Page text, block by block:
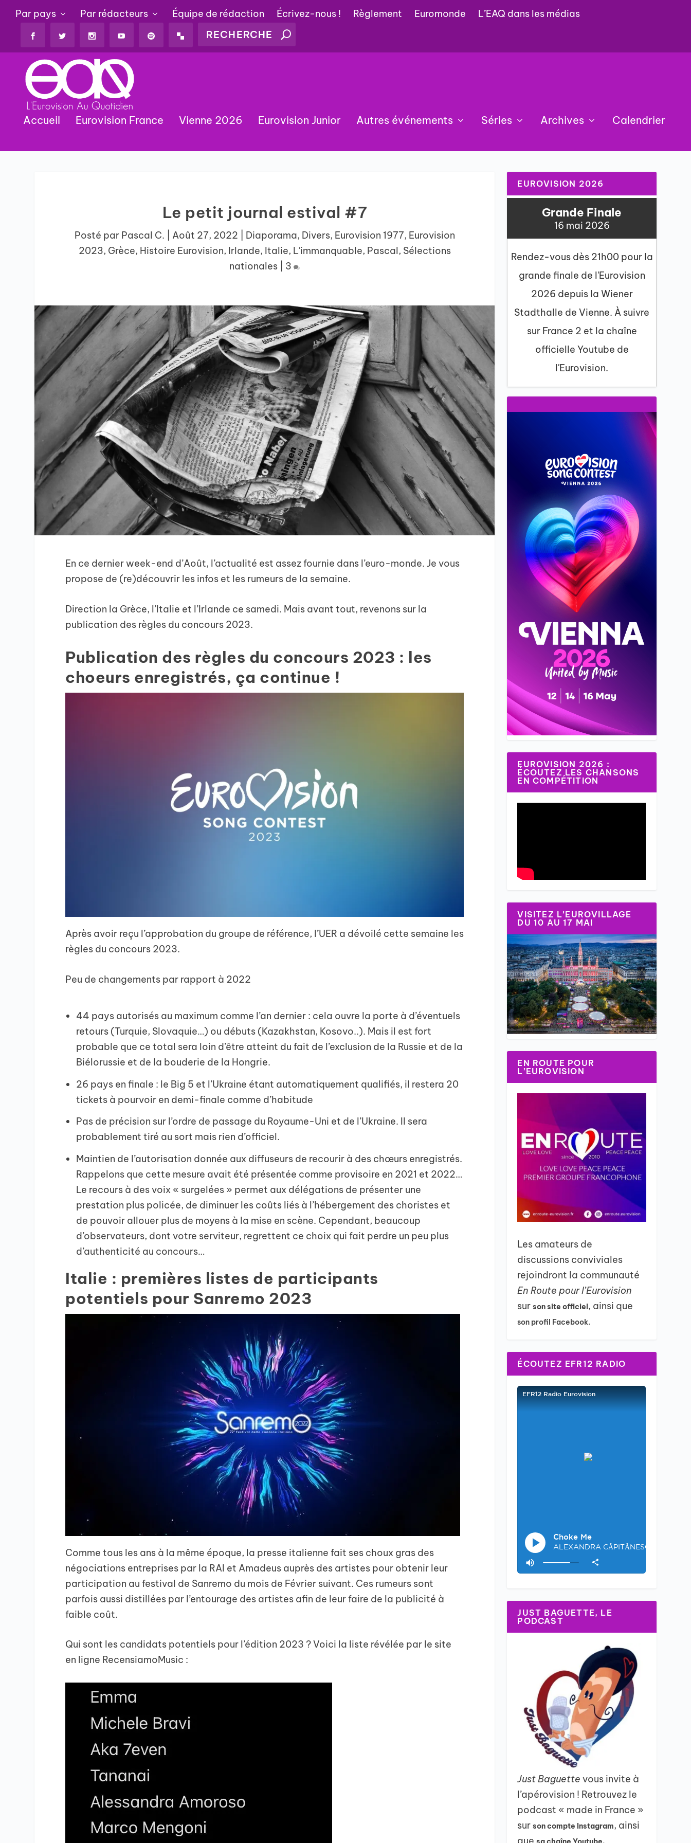
Par pays Par rédacteurs Équipe de rédaction Écrivez-nous ! Règlement Euromonde L’EAQ dans les médias
Accueil Eurovision France Vienne 2026 Eurovision Junior Autres événements Séries Archives Calendrier
Le petit journal estival #7
Posté par Pascal C. Août 27, 2022 Diaporama, Divers, Eurovision 1977, Eurovision
2023, Grèce, Histoire Eurovision, Irlande, Italie, L'immanquable, Pascal, Sélections
nationales
3
En ce dernier week-end d’Août, l’actualité est assez fournie dans l’euro-monde. Je vous
propose de (re)découvrir les infos et les rumeurs de la semaine.
Direction la Grèce, l’Italie et l’Irlande ce samedi. Mais avant tout, revenons sur la
publication des règles du concours 2023.
Publication des règles du concours 2023 : les
choeurs enregistrés, ça continue !
Après avoir reçu l’approbation du groupe de référence, l’UER a dévoilé cette semaine les
règles du concours 2023.
Peu de changements par rapport à 2022
44 pays autorisés au maximum comme l’an dernier : cela ouvre la porte à d’éventuels
retours (Turquie, Slovaquie…) ou débuts (Kazakhstan, Kosovo..). Mais il est fort
probable que ce total sera loin d’être atteint du fait de l’exclusion de la Russie et de la
Biélorussie et de la bouderie de la Hongrie.
26 pays en finale : le Big 5 et l’Ukraine étant automatiquement qualifiés, il restera 20
tickets à pourvoir en demi-finale comme d’habitude
Pas de précision sur l’ordre de passage du Royaume-Uni et de l’Ukraine. Il sera
probablement tiré au sort mais rien d’officiel.
Maintien de l’autorisation donnée aux diffuseurs de recourir à des chœurs enregistrés.
Rappelons que cette mesure avait été présentée comme provisoire en 2021 et 2022…
Le recours à des voix « surgelées » permet aux délégations de présenter une
prestation plus policée, de diminuer les coûts liés à l’hébergement des choristes et
de pouvoir allouer plus de moyens à la mise en scène. Cependant, beaucoup
d’observateurs, dont votre serviteur, regrettent ce choix qui fait perdre un peu plus
d’authenticité au concours…
Italie : premières listes de participants
potentiels pour Sanremo 2023
Comme tous les ans à la même époque, la presse italienne fait ses choux gras des
négociations entreprises par la RAI et Amadeus auprès des artistes pour obtenir leur
participation au festival de Sanremo du mois de Février suivant. Ces rumeurs sont
parfois aussi distillées par l’entourage des artistes afin de leur faire de la publicité à
faible coût.
Qui sont les candidats potentiels pour l’édition 2023 ? Voici la liste révélée par le site
en ligne RecensiamoMusic :
EUROVISION 2026
Grande Finale
16 mai 2026
Rendez-vous dès 21h00 pour la
grande finale de l'Eurovision
2026 depuis la Wiener
Stadthalle de Vienne. À suivre
sur France 2 et la chaîne
officielle Youtube de
l'Eurovision.
EUROVISION 2026 :
ÉCOUTEZ LES CHANSONS
EN COMPÉTITION
VISITEZ L’EUROVILLAGE
DU 10 AU 17 MAI
EN ROUTE POUR
L’EUROVISION
Les amateurs de
discussions conviviales
rejoindront la communauté
En Route pour l’Eurovision
surson site officiel, ainsi que
son profil Facebook.
ÉCOUTEZ EFR12 RADIO
JUST BAGUETTE, LE
PODCAST
Just Baguettevous invite à
l’apérovision ! Retrouvez le
podcast « made in France »
surson compte Instagram, ainsi